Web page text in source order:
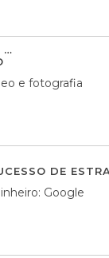
e fotografia
DE
Google